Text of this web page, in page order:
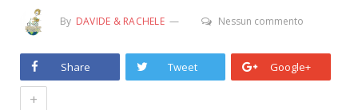
By DAVIDE & RACHELE Nessun commento
Share Tweet Google+
+